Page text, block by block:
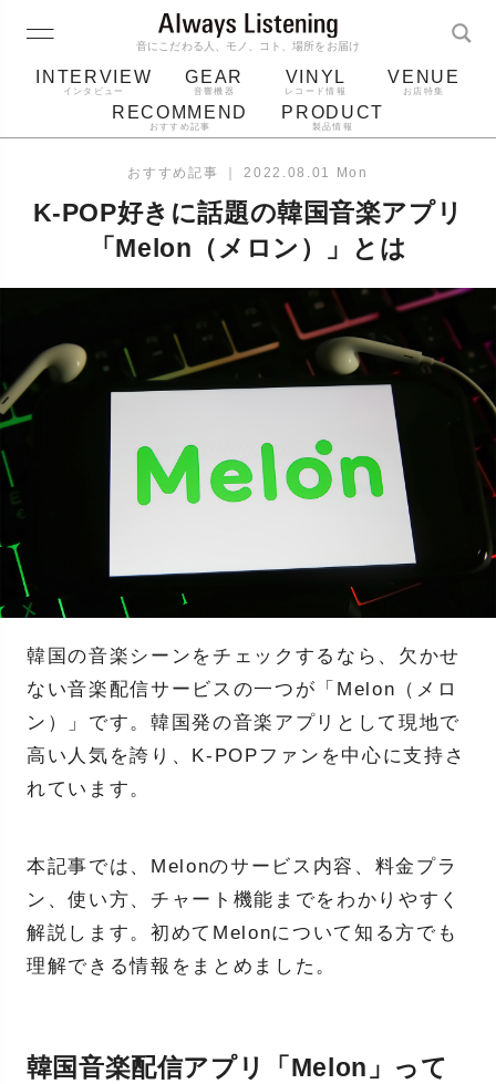
音にこだわる人、モノ、コト、場所をお届け
INTERVIEW
インタビュー
GEAR
音響機器
VINYL
レコード情報
VENUE
お店特集
RECOMMEND
おすすめ記事
PRODUCT
製品情報
ジャケット bluetooth アルバム
レコード針
おすすめ記事 ｜ 2022.08.01 Mon
K-POP好きに話題の韓国音楽アプリ
「Melon（メロン）」とは
韓国の音楽シーンをチェックするなら、欠かせ
ない音楽配信サービスの一つが「Melon（メロ
ン）」です。韓国発の音楽アプリとして現地で
高い人気を誇り、K-POPファンを中心に支持さ
れています。
本記事では、Melonのサービス内容、料金プラ
ン、使い方、チャート機能までをわかりやすく
解説します。初めてMelonについて知る方でも
理解できる情報をまとめました。
韓国音楽配信アプリ「Melon」って